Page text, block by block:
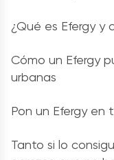
¿Qué es Efergy y
Cómo un Efergy
urbanas
Pon un Efergy en
Tanto si lo